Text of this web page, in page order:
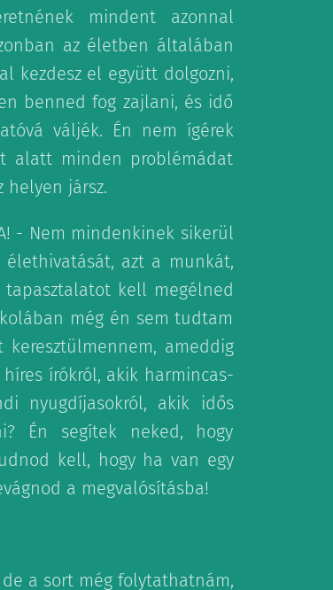
mindent azonnal
az életben általában
kezdesz el együtt dolgozni,
benned fog zajlani, és idő
váljék. Én nem ígérek
alatt minden problémádat
helyen jársz.
- Nem mindenkinek sikerül
azt a munkát,
tapasztalatot kell megélned
még én sem tudtam
ameddig
írókról, akik harmincas-
nyugdíjasokról, akik idős
Én segítek neked, hogy
kell, hogy ha van egy
a megvalósításba!
a sort még folytathatnám,